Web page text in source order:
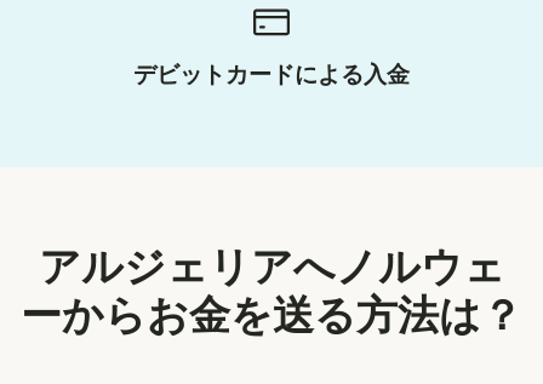
デビットカードによる入金
アルジェリアへノルウェ
ーからお金を送る方法は？